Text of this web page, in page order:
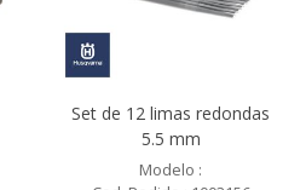
Set de 12 limas redondas
5.5 mm
Modelo :